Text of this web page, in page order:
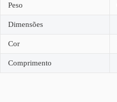
Peso
Dimensões
Cor
Comprimento